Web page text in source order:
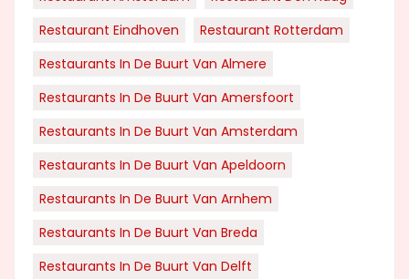
Restaurant Eindhoven
Restaurant Rotterdam
Restaurants In De Buurt Van Almere
Restaurants In De Buurt Van Amersfoort
Restaurants In De Buurt Van Amsterdam
Restaurants In De Buurt Van Apeldoorn
Restaurants In De Buurt Van Arnhem
Restaurants In De Buurt Van Breda
Restaurants In De Buurt Van Delft